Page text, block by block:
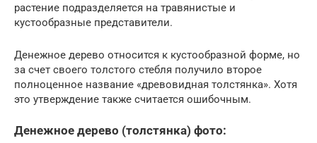
растение подразделяется на травянистые и
кустообразные представители.
Денежное дерево относится к кустообразной форме, но
за счет своего толстого стебля получило второе
полноценное название «древовидная толстянка». Хотя
это утверждение также считается ошибочным.
Денежное дерево (толстянка) фото: